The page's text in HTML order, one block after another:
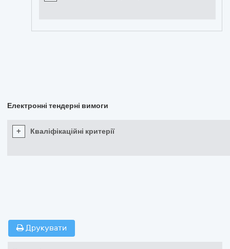
Електронні тендерні вимоги
+ Кваліфікаційні критерії
Друкувати